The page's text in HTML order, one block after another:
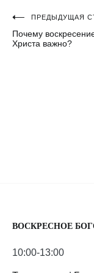
Навигация
по
ПРЕДЫДУЩАЯ
Почему
Христа важно?
ВОСКРЕСНОЕ
10:00-13:00